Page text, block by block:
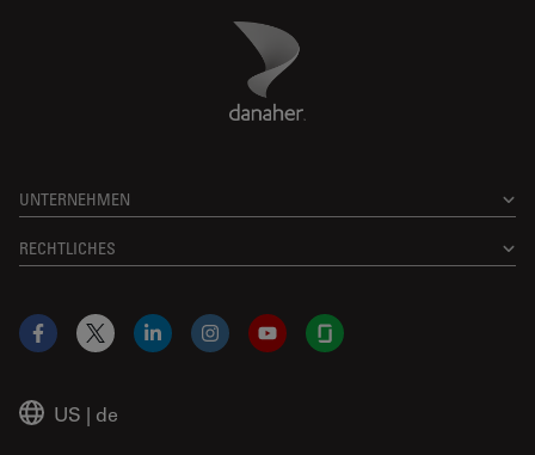
Danaher Logo
UNTERNEHMEN
RECHTLICHES
US | de
Facebook
X LinkedInInstagramYouTubeGlassdoor